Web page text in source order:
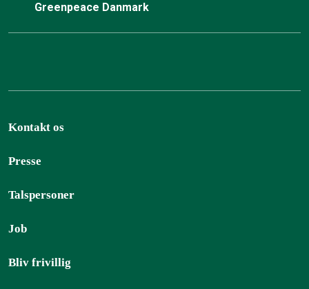
Greenpeace Danmark
Kontakt os
Presse
Talspersoner
Job
Bliv frivillig